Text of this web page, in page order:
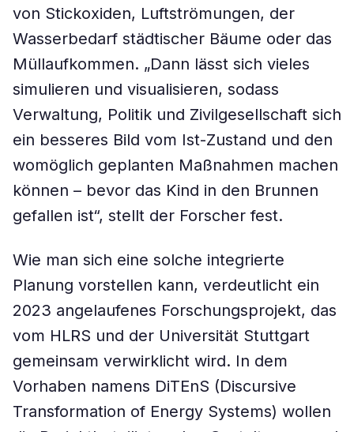
von Stickoxiden, Luftströmungen, der
Wasserbedarf städtischer Bäume oder das
Müllaufkommen. „Dann lässt sich vieles
simulieren und visualisieren, sodass
Verwaltung, Politik und Zivilgesellschaft sich
ein besseres Bild vom Ist-Zustand und den
womöglich geplanten Maßnahmen machen
können – bevor das Kind in den Brunnen
gefallen ist“, stellt der Forscher fest.
Wie man sich eine solche integrierte
Planung vorstellen kann, verdeutlicht ein
2023 angelaufenes Forschungsprojekt, das
vom HLRS und der Universität Stuttgart
gemeinsam verwirklicht wird. In dem
Vorhaben namens DiTEnS (Discursive
Transformation of Energy Systems) wollen